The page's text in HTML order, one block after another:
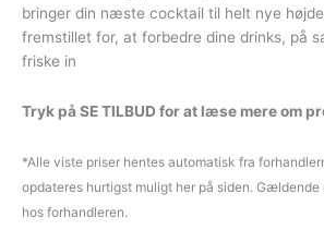
bringer din næste cocktail til helt nye
fremstillet for, at forbedre dine drinks, på
friske in
Tryk på SE TILBUD for at læse mere om
*Alle viste priser hentes automatisk fra
opdateres hurtigst muligt her på siden.
hos forhandleren.